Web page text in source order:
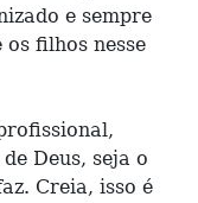
e sempre
os filhos nesse
Deus, seja o
Creia, isso é